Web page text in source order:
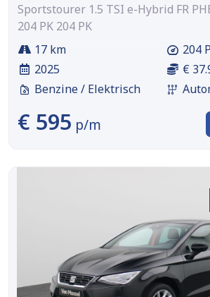
Sportstourer 1.5 TSI e-Hybrid FR
204 PK 204 PK
17 km
2025
Benzine / Elektrisch
204
€
€ 595 p/m